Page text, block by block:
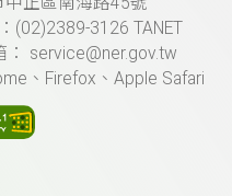
(02)2389-3126 TANET
service@ner.gov.tw
、Firefox、Apple Safari